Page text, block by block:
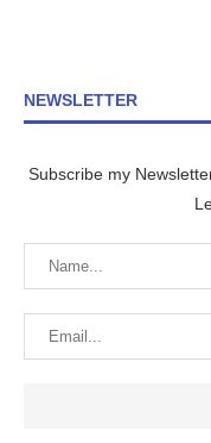
NEWSLETTER
Subscribe my